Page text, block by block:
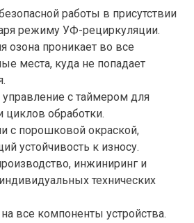
работы в присутствии
режиму УФ-рециркуляции.
озона проникает во все
места, куда не попадает
с таймером для
циклов обработки.
с порошковой окраской,
устойчивость к износу.
инжиниринг и
технических
на все компоненты устройства.